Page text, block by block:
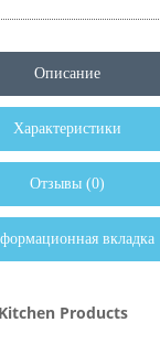
Описание
Характеристики
Отзывы (0)
вкладка
Products